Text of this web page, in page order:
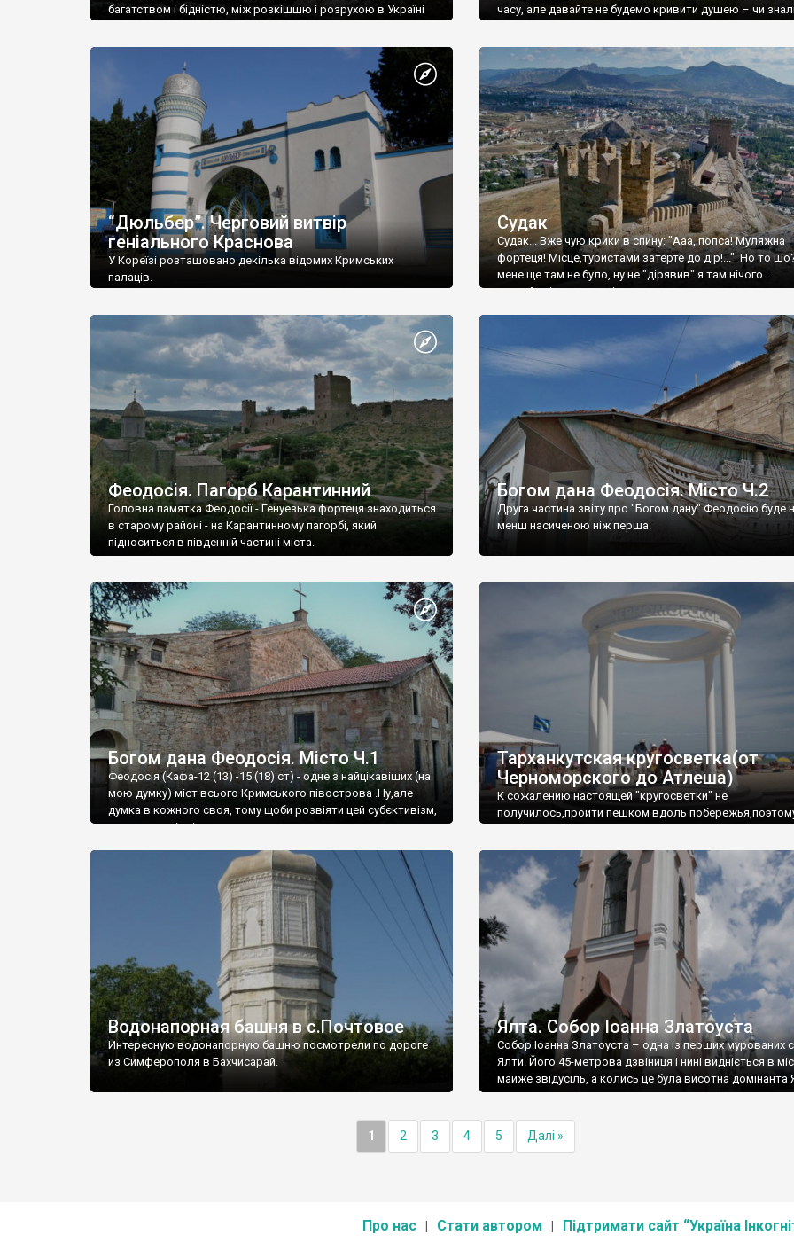
багатством і бідністю, між розкішшю і розрухою в Україні
часу, але давайте не будемо кривити душею – чи
“Дюльбер”. Черговий витвір
геніального Краснова
У Кореїзі розташовано декілька відомих Кримських
палаців.
Судак
Судак... Вже чую крики в спину: "Ааа, попса! Муляжна
фортеця! Місце,туристами затерте до дір!..." Но то
мене ще там не було, ну не "дірявив" я там нічого...
принаймні до цього літа.
Феодосія. Пагорб Карантинний
Головна памятка Феодосії - Генуезька фортеця знаходиться
в старому районі - на Карантинному пагорбі, який
підноситься в південній частині міста.
Богом дана Феодосія. Місто Ч.2
Друга частина звіту про "Богом дану" Феодосію буде
менш насиченою ніж перша.
Богом дана Феодосія. Місто Ч.1
Феодосія (Кафа-12 (13) -15 (18) ст) - одне з найцікавіших (на
мою думку) міст всього Кримського півострова .Ну,але
думка в кожного своя, тому щоби розвіяти цей субєктивізм,
запрошую відвідати це
Тарханкутская кругосветка(от
Черноморского до Атлеша)
К сожалению настоящей "кругосветки" не
получилось,пройти пешком вдоль
Водонапорная башня в с.Почтовое
Интересную водонапорную башню посмотрели по дороге
из Симферополя в Бахчисарай.
Ялта. Собор Іоанна Златоуста
Собор Іоанна Златоуста – одна із перших мурованих
Ялти. Його 45-метрова дзвіниця і нині видніється в
майже звідусіль, а колись це була висотна домінанта
1 2 3 4 5 Далі »
Про нас Стати автором Підтримати сайт “Україна